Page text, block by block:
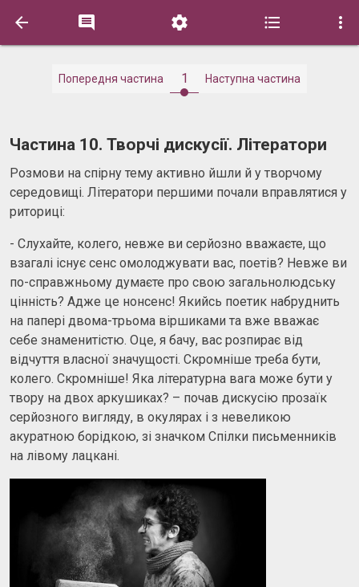
    
Попередня частина 1 Наступна частина
Частина 10. Творчі дискусії. Літератори
Розмови на спірну тему активно йшли й у творчому
середовищі. Літератори першими почали вправлятися у
риториці:
- Слухайте, колего, невже ви серйозно вважаєте, що
взагалі існує сенс омолоджувати вас, поетів? Невже ви
по-справжньому думаєте про свою загальнолюдську
цінність? Адже це нонсенс! Якийсь поетик набруднить
на папері двома-трьома віршиками та вже вважає
себе знаменитістю. Оце, я бачу, вас розпирає від
відчуття власної значущості. Скромніше треба бути,
колего. Скромніше! Яка літературна вага може бути у
твору на двох аркушиках? – почав дискусію прозаїк
серйозного вигляду, в окулярах і з невеликою
акуратною борідкою, зі значком Спілки письменників
на лівому лацкані.